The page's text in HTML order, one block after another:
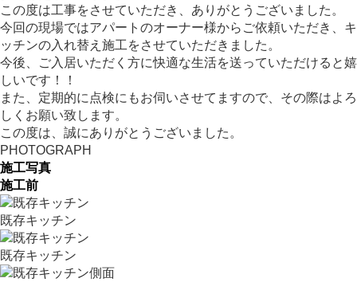
この度は工事をさせていただき、ありがとうございました。
今回の現場ではアパートのオーナー様からご依頼いただき、キ
ッチンの入れ替え施工をさせていただきました。
今後、ご入居いただく方に快適な生活を送っていただけると嬉
しいです！！
また、定期的に点検にもお伺いさせてますので、その際はよろ
しくお願い致します。
この度は、誠にありがとうございました。
PHOTOGRAPH
施工写真
施工前
既存キッチン
既存キッチン